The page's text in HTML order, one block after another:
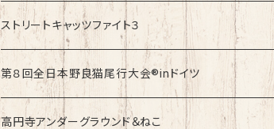
速乾ドライタイプ
綿100%ノーマルタイプ
ストリートキャッツファイト３
速乾ドライタイプ
綿100%ノーマルタイプ
第８回全日本野良猫尾行大会®︎inドイツ
第8回全日本野良猫尾行大会®︎inドイツ Light
高円寺アンダーグラウンド＆ねこ